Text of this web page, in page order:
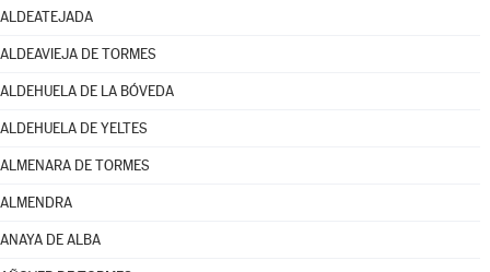
ALDEATEJADA
ALDEAVIEJA DE TORMES
ALDEHUELA DE LA BÓVEDA
ALDEHUELA DE YELTES
ALMENARA DE TORMES
ALMENDRA
ANAYA DE ALBA